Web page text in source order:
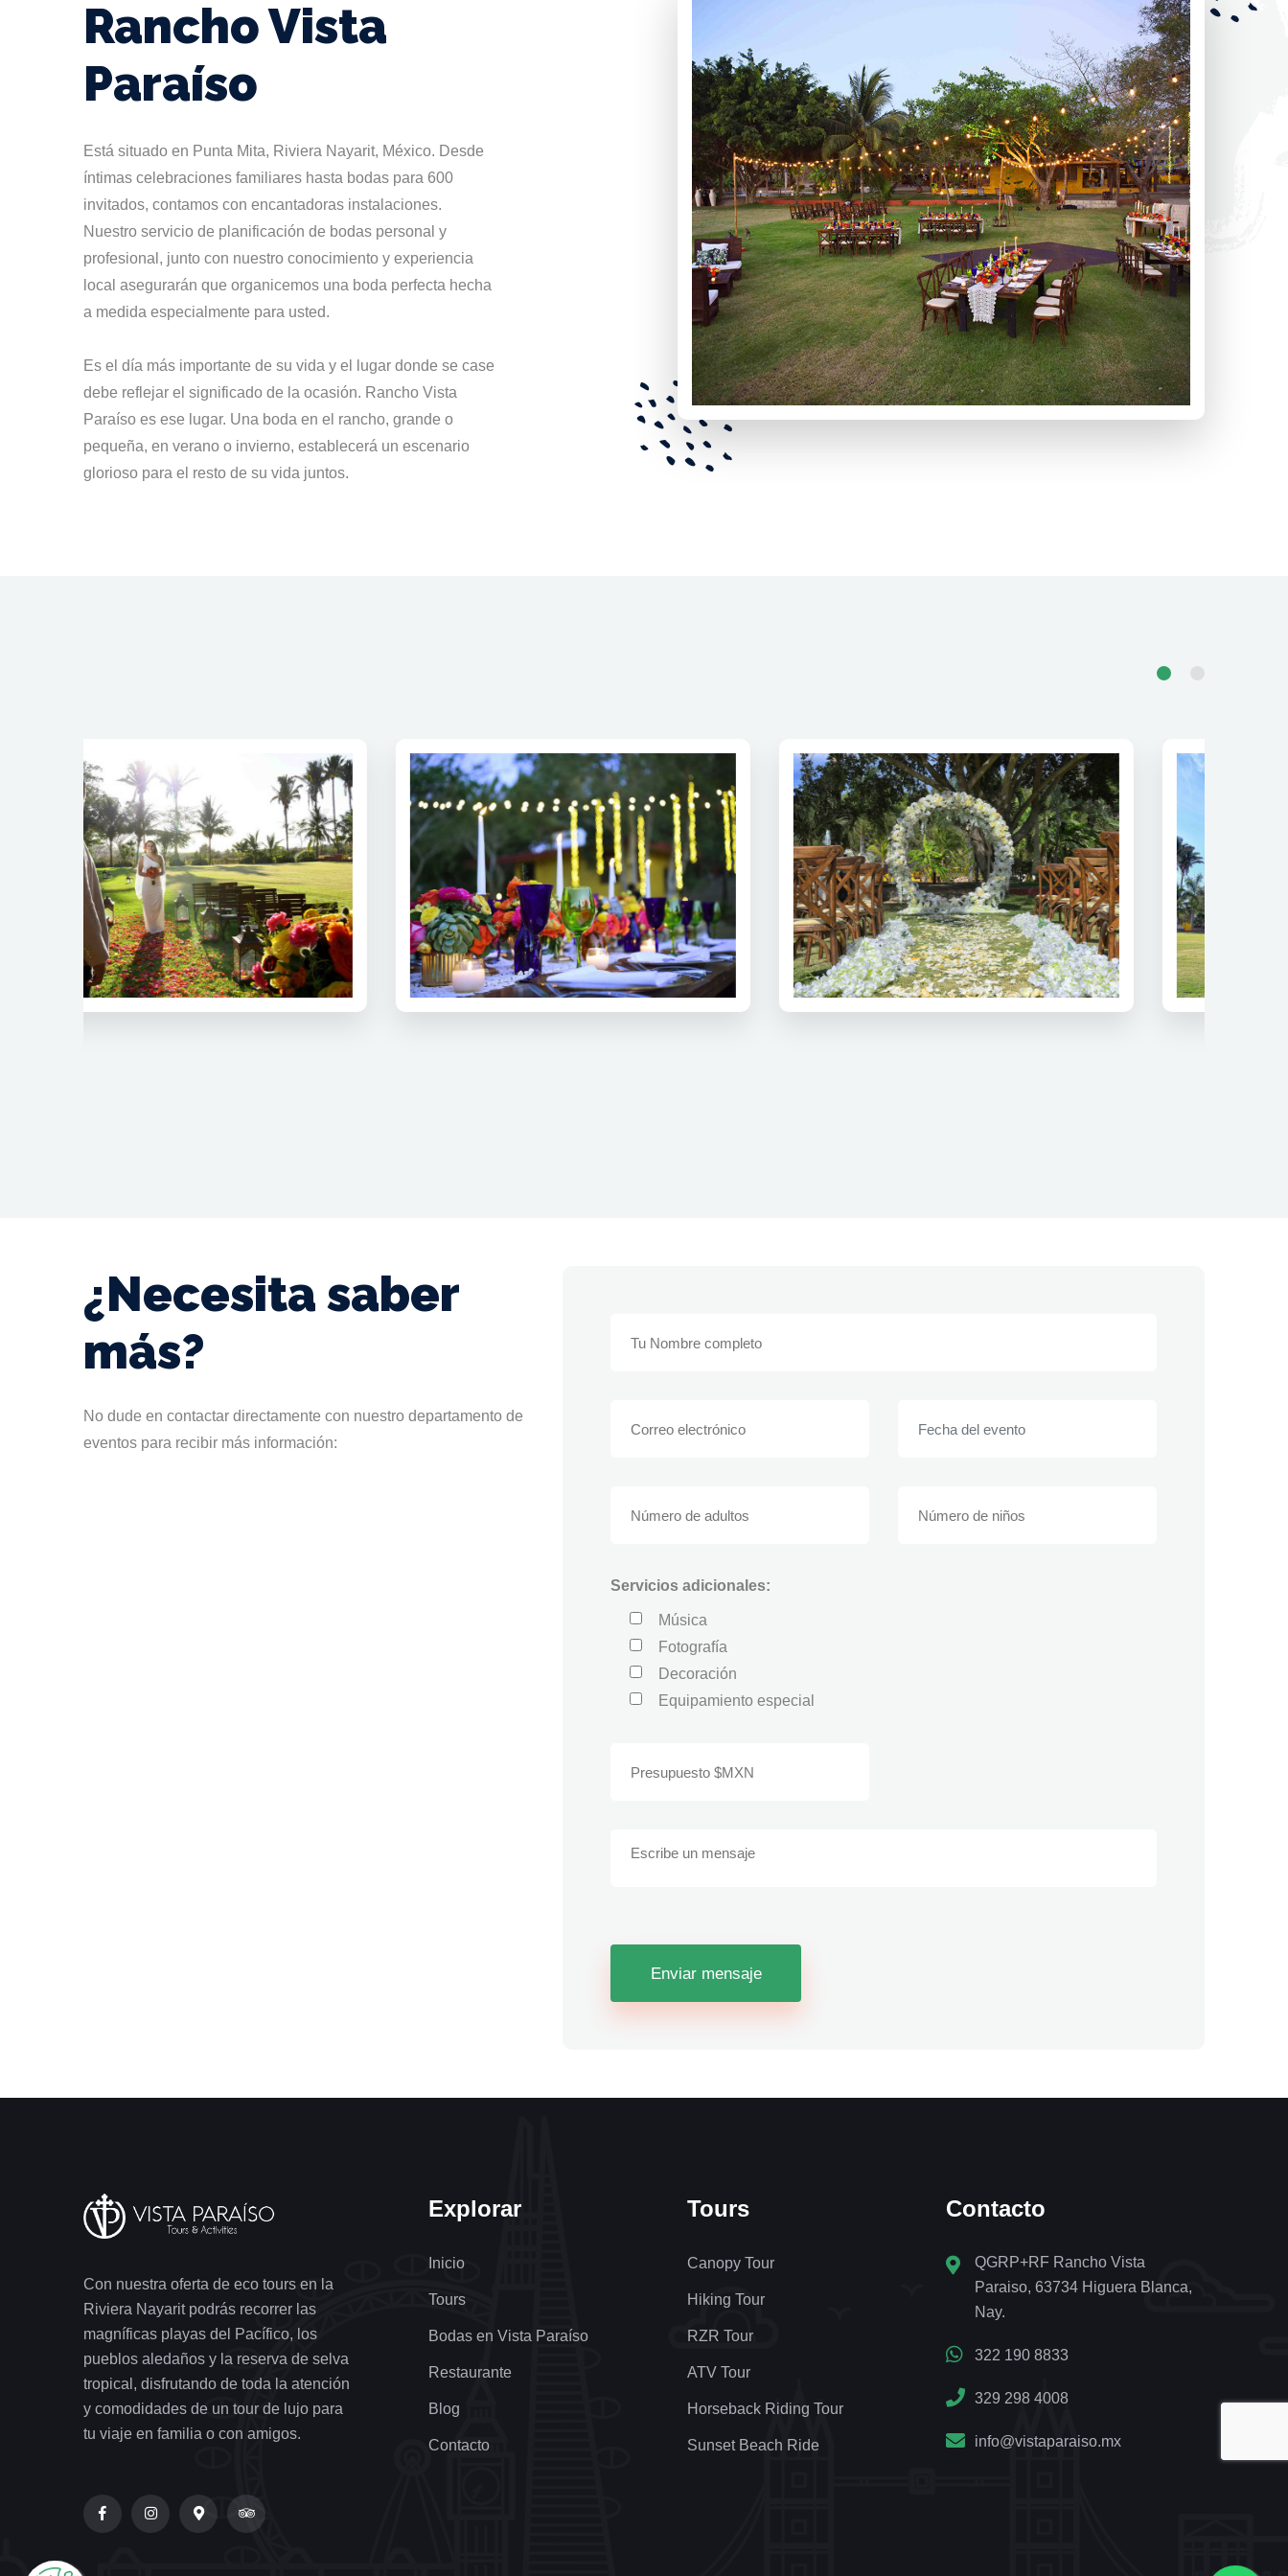
Rancho Vista
Paraíso
Está situado en Punta Mita, Riviera Nayarit, México. Desde
íntimas celebraciones familiares hasta bodas para 600
invitados, contamos con encantadoras instalaciones.
Nuestro servicio de planificación de bodas personal y
profesional, junto con nuestro conocimiento y experiencia
local asegurarán que organicemos una boda perfecta hecha
a medida especialmente para usted.
Es el día más importante de su vida y el lugar donde se case
debe reflejar el significado de la ocasión. Rancho Vista
Paraíso es ese lugar. Una boda en el rancho, grande o
pequeña, en verano o invierno, establecerá un escenario
glorioso para el resto de su vida juntos.
¿Necesita saber
más?
No dude en contactar directamente con nuestro departamento de
eventos para recibir más información:
Servicios adicionales:
Música
Fotografía
Decoración
Equipamiento especial
Enviar mensaje
Con nuestra oferta de eco tours en la
Riviera Nayarit podrás recorrer las
magníficas playas del Pacífico, los
pueblos aledaños y la reserva de selva
tropical, disfrutando de toda la atención
y comodidades de un tour de lujo para
tu viaje en familia o con amigos.
Explorar
Inicio
Tours
Bodas en Vista Paraíso
Restaurante
Blog
Contacto
Tours
Canopy Tour
Hiking Tour
RZR Tour
ATV Tour
Horseback Riding Tour
Sunset Beach Ride
Contacto
QGRP+RF Rancho Vista
Paraiso, 63734 Higuera Blanca,
Nay.
322 190 8833
329 298 4008
info@vistaparaiso.mx